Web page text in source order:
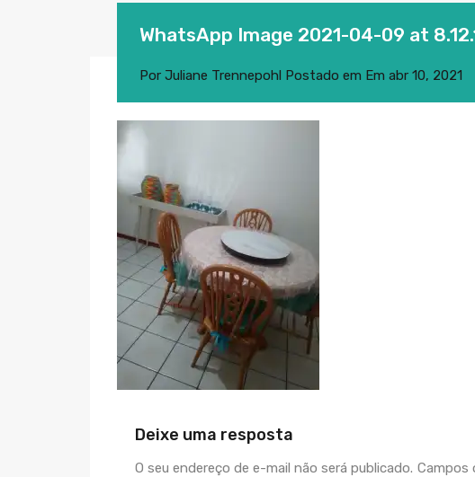
WhatsApp Image 2021-04-09 at
Por Juliane Trennepohl Postado em Em abr 10, 2021
Deixe uma resposta
O seu endereço de e-mail não será publicado. Campos